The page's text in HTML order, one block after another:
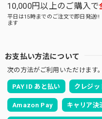
10,000円以上のご購入で
平日は15時までのご注文で即日発送
ます
お支払い方法について
次の方法がご利用いただけます。
PAY ID あと払い クレジッ
Amazon Pay キャリア決